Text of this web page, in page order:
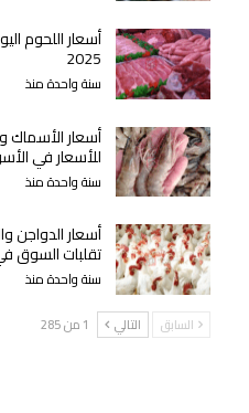
أسعار اللحوم
2025
سنة واحدة منذ
أسعار الأسماك
للأسعار في
سنة واحدة منذ
أسعار الدواجن
تقلبات السوق في 12
سنة واحدة منذ
السابق التالي 1 من 285